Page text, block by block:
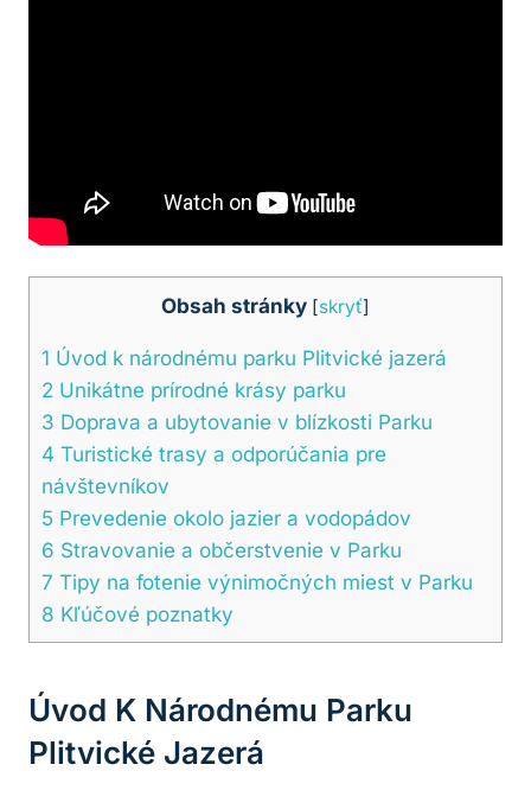
Obsah stránky [skryť]
1 Úvod k národnému parku Plitvické jazerá
2 Unikátne prírodné ⁤krásy parku
3 Doprava a ubytovanie v blízkosti Parku
4 Turistické ‍trasy a odporúčania pre
návštevníkov
5 Prevedenie okolo jazier ⁤a ⁢vodopádov
6 Stravovanie a ⁢občerstvenie v Parku
7 Tipy na fotenie výnimočných miest‍ v‌ Parku
8 Kľúčové poznatky
Úvod K Národnému Parku
Plitvické Jazerá